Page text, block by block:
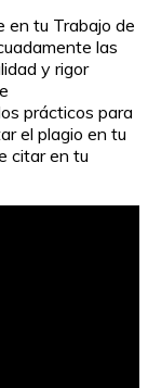
en tu Trabajo de
las
y rigor
prácticos para
el plagio en tu
citar en tu